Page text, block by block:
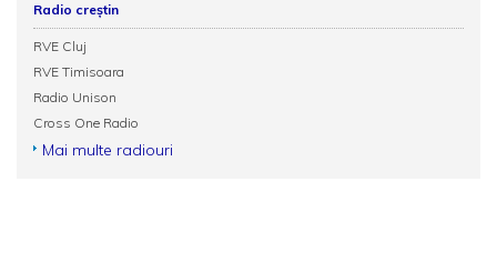
Radio creștin
RVE Cluj
RVE Timisoara
Radio Unison
Cross One Radio
Mai multe radiouri